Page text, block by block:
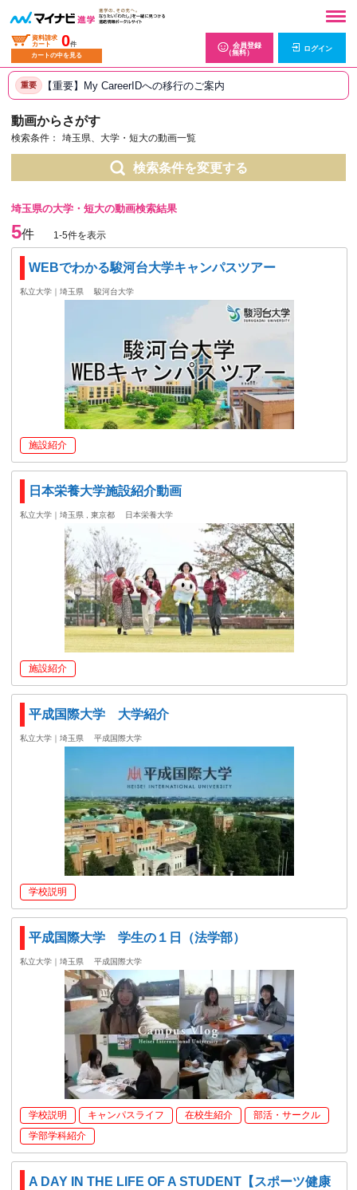
資料請求
カート
0件
カートの中を見る
会員登録
（無料）
ログイン
重要 【重要】My CareerIDへの移行のご案内
動画からさがす
検索条件： 埼玉県、大学・短大の動画一覧
検索条件を変更する
埼玉県の大学・短大の動画検索結果
5件 1-5件を表示
WEBでわかる駿河台大学キャンパスツアー
私立大学｜埼玉県 駿河台大学
施設紹介
日本栄養大学施設紹介動画
私立大学｜埼玉県 , 東京都 日本栄養大学
施設紹介
平成国際大学 大学紹介
私立大学｜埼玉県 平成国際大学
学校説明
平成国際大学 学生の１日（法学部）
私立大学｜埼玉県 平成国際大学
学校説明 キャンパスライフ 在校生紹介
部活・サークル
学部学科紹介
A DAY IN THE LIFE OF A STUDENT【スポーツ健康